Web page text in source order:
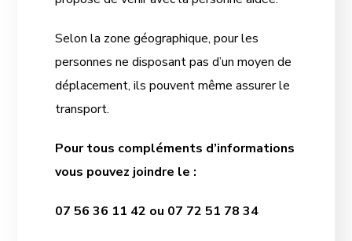
Selon la zone géographique, pour les
personnes ne disposant pas d’un moyen de
déplacement, ils pouvent même assurer le
transport.
Pour tous compléments d’informations
vous pouvez joindre le :
07 56 36 11 42 ou 07 72 51 78 34